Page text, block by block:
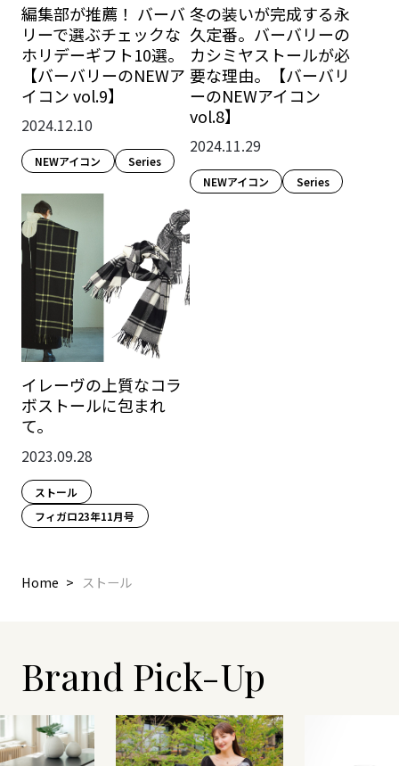
編集部が推薦！ バーバ
リーで選ぶチェックな
ホリデーギフト10選。
【バーバリーのNEWア
イコン vol.9】
2024.12.10
NEWアイコン Series
冬の装いが完成する永
久定番。バーバリーの
カシミヤストールが必
要な理由。【バーバリ
ーのNEWアイコン
vol.8】
2024.11.29
NEWアイコン Series
イレーヴの上質なコラ
ボストールに包まれ
て。
2023.09.28
ストール
フィガロ23年11月号
Home ストール
Brand Pick-Up